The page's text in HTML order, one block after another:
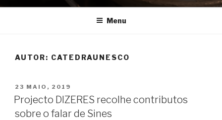
Menu
AUTOR: CATEDRAUNESCO
PUBLICADO
EM
23 MAIO, 2019
Projecto DIZERES recolhe contributos
sobre o falar de Sines